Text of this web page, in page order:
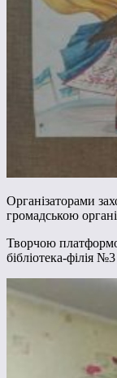
Організаторами
громадською
Творчою
бібліотека-філія